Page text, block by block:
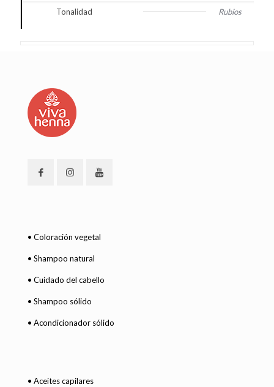
Tonalidad Rubios
• Coloración vegetal
• Shampoo natural
• Cuidado del cabello
• Shampoo sólido
• Acondicionador sólido
• Aceites capilares